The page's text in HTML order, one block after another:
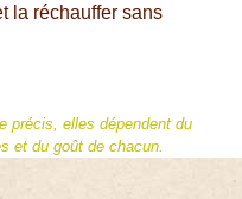
la réchauffer sans
précis, elles dépendent du
et du goût de chacun.